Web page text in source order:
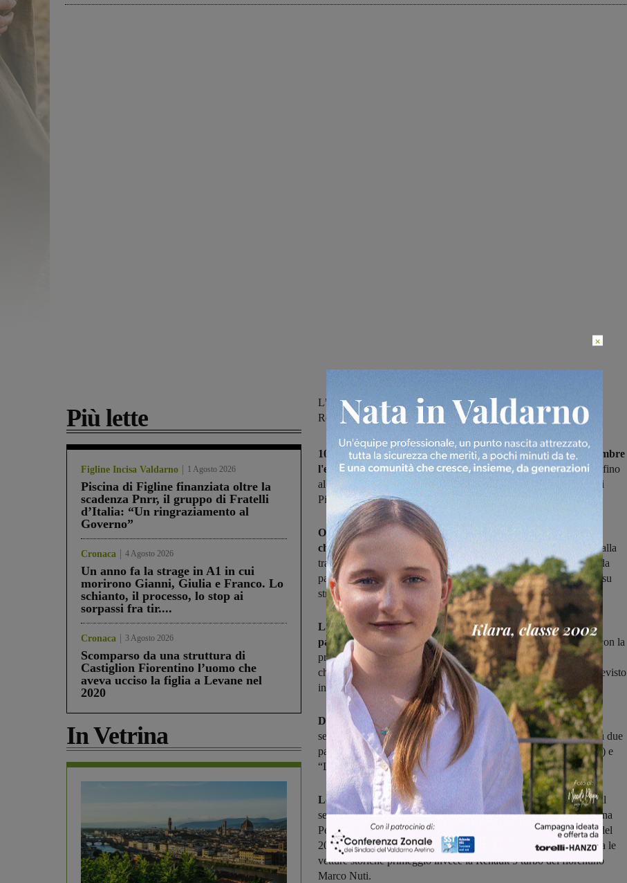
Più lette
Figline Incisa Valdarno 1 Agosto 2026
Piscina di Figline finanziata oltre la
scadenza Pnrr, il gruppo di Fratelli
d’Italia: “Un ringraziamento al
Governo”
Cronaca 4 Agosto 2026
Un anno fa la strage in A1 in cui
morirono Gianni, Giulia e Franco. Lo
schianto, il processo, lo stop ai
sorpassi fra tir....
Cronaca 3 Agosto 2026
Scomparso da una struttura di
Castiglion Fiorentino l’uomo che
aveva ucciso la figlia a Levane nel
2020
In Vetrina
L’evento si terrà il 2 e il 3 settembre. Partenza e arrivo a Cascia di
Reggello. Otto prove speciali
10° Rally di Reggello – città di Firenze: si terrà il 2 e il 3 settembre
l'evento organizzato da Reggello Motorsport. Iscrizioni aperte fino
al 28 agosto. Partenza e arrivo a Cascia vicino alla Pieve dei Santi
Pietro e Paolo.
Otto prove speciali, per una distanza competitiva di 83,800
chilometri a fronte del totale di 250,400. Sono strade ricavate dalla
tradizione del rally, che negli anni hanno ricevuto ampi consensi da
parte di chi corre ed anche da parte degli appassionati delle corse su
strada oltre che dagli addetti ai lavori.
La partenza avverrà sabato 2 settembre alle 21,30, le prime a
partire saranno le vetture storiche.I concorrenti si sfideranno con la
prima prova speciale di “Pietrapiana” (Km. 9,600, che aprirà e
chiuderà la contesa), per poi portarsi al riordinamento notturno previsto
in Piazza Aldo Moro a Reggello dalle ore 23,09.
Domenica 3 settembre, la prima vettura uscirà alle 08,00ed a
seguire si potranno ammirare le restanti sette sfide: “Reggello” (su due
passaggi – Km. 15,00), “Rignano” (su due passaggi – Km. 8,800) e
“La Panca” (su due passaggi – Km. 8,500).
Lo scorso anno il Rally di Reggello vide di nuovo il successo,il
secondo in due anni, del pisano Carlo Alberto Senigagliesi, con una
Peugeot 208 T16 R5, davanti al valtellinese Gianesini (vincitore del
2015) ed all’emiliano Marti, entrambi con una Ford Fiesta R5. Tra le
vetture storiche primeggiò invece la Renault 5 turbo del fiorentino
Marco Nuti.
×